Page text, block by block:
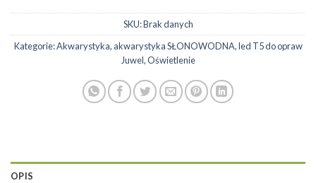
SKU:Brak danych
Kategorie:Akwarystyka, akwarystyka SŁONOWODNA,led T5 do opraw
Juwel,Oświetlenie
OPIS